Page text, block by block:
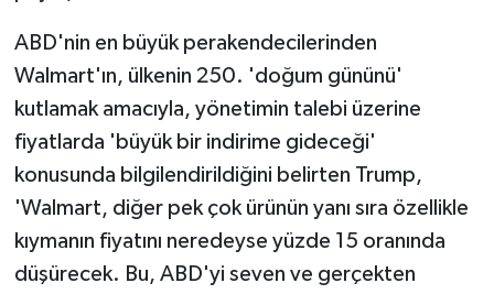
ABD'nin en büyük perakendecilerinden
Walmart'ın, ülkenin 250. 'doğum gününü'
kutlamak amacıyla, yönetimin talebi üzerine
fiyatlarda 'büyük bir indirime gideceği'
konusunda bilgilendirildiğini belirten Trump,
'Walmart, diğer pek çok ürünün yanı sıra özellikle
kıymanın fiyatını neredeyse yüzde 15 oranında
düşürecek. Bu, ABD'yi seven ve gerçekten